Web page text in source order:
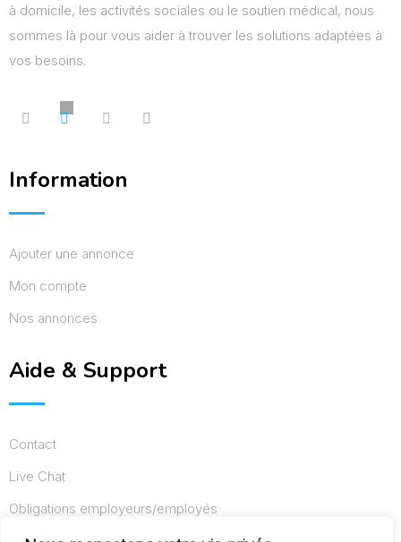
à domicile, les activités sociales ou le soutien médical, nous
sommes là pour vous aider à trouver les solutions adaptées à
vos besoins.
Information
Ajouter une annonce
Mon compte
Nos annonces
Aide & Support
Contact
Live Chat
Obligations employeurs/employés